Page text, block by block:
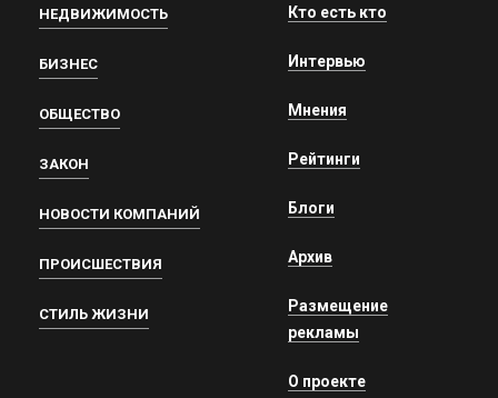
НЕДВИЖИМОСТЬ
БИЗНЕС
ОБЩЕСТВО
ЗАКОН
НОВОСТИ КОМПАНИЙ
ПРОИСШЕСТВИЯ
СТИЛЬ ЖИЗНИ
Кто есть кто
Интервью
Мнения
Рейтинги
Блоги
Архив
Размещение
рекламы
О проекте